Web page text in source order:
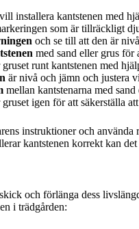
installera kantstenen med
som är tillräckligt
och se till att den är
med sand eller grus för
gruset runt kantstenen med
är nivå och jämn och justera
mellan kantstenarna med
gruset igen för att säkerställa
instruktioner och
kantstenen korrekt kan
och förlänga dess
i trädgården: